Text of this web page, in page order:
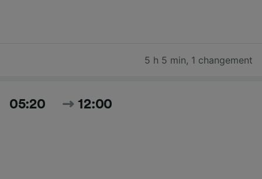
5 h 5 min, 1 changement
05:20 12:00